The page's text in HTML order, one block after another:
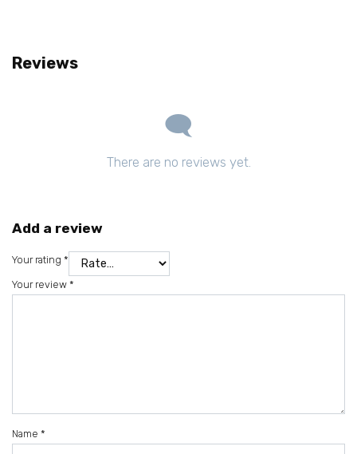
Reviews
There are no reviews yet.
Add a review
Your rating *
Your review *
Name *